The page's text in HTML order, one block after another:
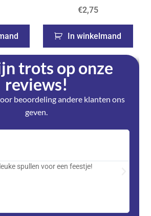
€2,75
In winkelmand
trots op onze
reviews!
beoordeling andere klanten ons
geven.
spullen voor een feestje!